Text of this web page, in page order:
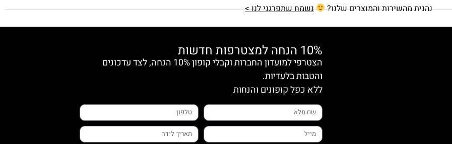
נהנית מהשירות והמוצרים שלנו? נשמח שתפרגני לנו >
10% הנחה למצטרפות חדשות
הצטרפי למועדון החברות וקבלי קופון 10% הנחה, לצד עדכונים
והטבות בלעדיות.
ללא כפל קופונים והנחות